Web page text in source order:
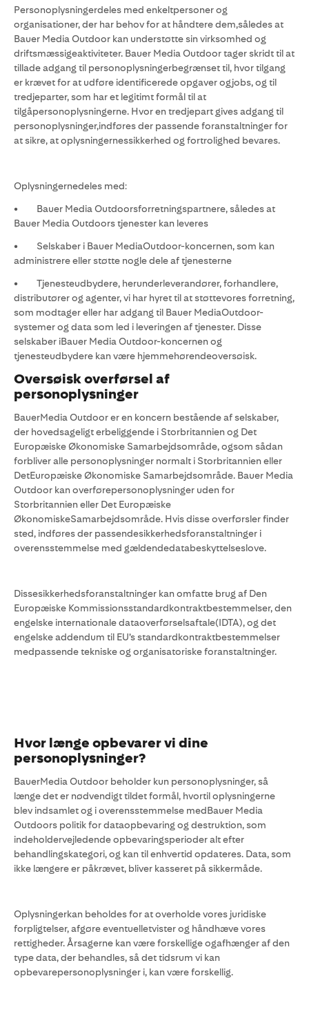
Personoplysningerdeles med enkeltpersoner og
organisationer, der har behov for at håndtere dem,således at
Bauer Media Outdoor kan understøtte sin virksomhed og
driftsmæssigeaktiviteter. Bauer Media Outdoor tager skridt til at
tillade adgang til personoplysningerbegrænset til, hvor tilgang
er krævet for at udføre identificerede opgaver ogjobs, og til
tredjeparter, som har et legitimt formål til at
tilgåpersonoplysningerne. Hvor en tredjepart gives adgang til
personoplysninger,indføres der passende foranstaltninger for
at sikre, at oplysningernessikkerhed og fortrolighed bevares.
Oplysningernedeles med:
• Bauer Media Outdoorsforretningspartnere, således at
Bauer Media Outdoors tjenester kan leveres
• Selskaber i Bauer MediaOutdoor-koncernen, som kan
administrere eller støtte nogle dele af tjenesterne
• Tjenesteudbydere, herunderleverandører, forhandlere,
distributører og agenter, vi har hyret til at støttevores forretning,
som modtager eller har adgang til Bauer MediaOutdoor-
systemer og data som led i leveringen af tjenester. Disse
selskaber iBauer Media Outdoor-koncernen og
tjenesteudbydere kan være hjemmehørendeoversøisk.
Oversøisk overførsel af
personoplysninger
BauerMedia Outdoor er en koncern bestående af selskaber,
der hovedsageligt erbeliggende i Storbritannien og Det
Europæiske Økonomiske Samarbejdsområde, ogsom sådan
forbliver alle personoplysninger normalt i Storbritannien eller
DetEuropæiske Økonomiske Samarbejdsområde. Bauer Media
Outdoor kan overførepersonoplysninger uden for
Storbritannien eller Det Europæiske
ØkonomiskeSamarbejdsområde. Hvis disse overførsler finder
sted, indføres der passendesikkerhedsforanstaltninger i
overensstemmelse med gældendedatabeskyttelseslove.
Dissesikkerhedsforanstaltninger kan omfatte brug af Den
Europæiske Kommissionsstandardkontraktbestemmelser, den
engelske internationale dataoverførselsaftale(IDTA), og det
engelske addendum til EU’s standardkontraktbestemmelser
medpassende tekniske og organisatoriske foranstaltninger.
Hvor længe opbevarer vi dine
personoplysninger?
BauerMedia Outdoor beholder kun personoplysninger, så
længe det er nødvendigt tildet formål, hvortil oplysningerne
blev indsamlet og i overensstemmelse medBauer Media
Outdoors politik for dataopbevaring og destruktion, som
indeholdervejledende opbevaringsperioder alt efter
behandlingskategori, og kan til enhvertid opdateres. Data, som
ikke længere er påkrævet, bliver kasseret på sikkermåde.
Oplysningerkan beholdes for at overholde vores juridiske
forpligtelser, afgøre eventuelletvister og håndhæve vores
rettigheder. Årsagerne kan være forskellige ogafhænger af den
type data, der behandles, så det tidsrum vi kan
opbevarepersonoplysninger i, kan være forskellig.